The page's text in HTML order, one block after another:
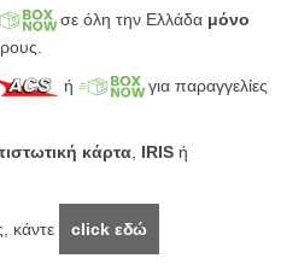
σε όλη την Ελλάδα μόνο
ή
για παραγγελίες
κάρτα, IRIS ή
κάντε click εδώ